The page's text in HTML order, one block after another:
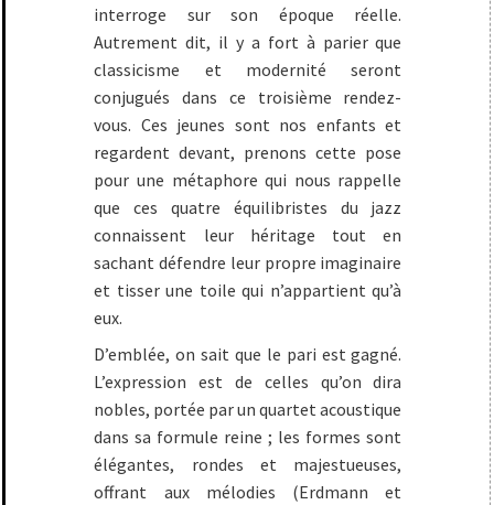
interroge sur son époque réelle.
Autrement dit, il y a fort à parier que
classicisme et modernité seront
conjugués dans ce troisième rendez-
vous. Ces jeunes sont nos enfants et
regardent devant, prenons cette pose
pour une métaphore qui nous rappelle
que ces quatre équilibristes du jazz
connaissent leur héritage tout en
sachant défendre leur propre imaginaire
et tisser une toile qui n’appartient qu’à
eux.
D’emblée, on sait que le pari est gagné.
L’expression est de celles qu’on dira
nobles, portée par un quartet acoustique
dans sa formule reine ; les formes sont
élégantes, rondes et majestueuses,
offrant aux mélodies (Erdmann et